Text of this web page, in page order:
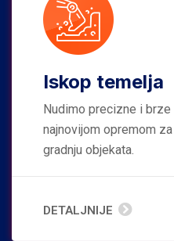
Iskop temelja
Nudimo precizne i
najnovijom opremom
gradnju objekata.
DETALJNIJE